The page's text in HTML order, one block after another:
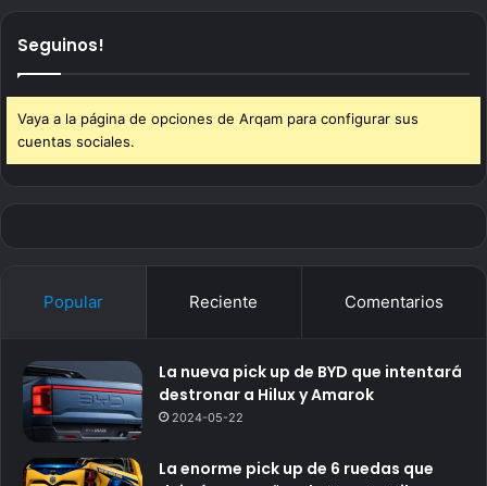
Seguinos!
Vaya a la página de opciones de Arqam para configurar sus
cuentas sociales.
Popular Reciente Comentarios
La nueva pick up de BYD que intentará
destronar a Hilux y Amarok
2024-05-22
La enorme pick up de 6 ruedas que